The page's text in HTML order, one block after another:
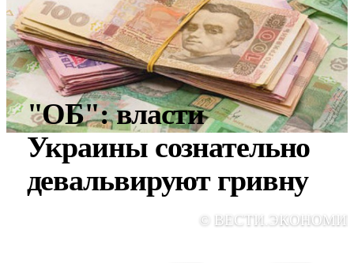
"ОБ": власти
Украины сознательно
девальвируют гривну
©